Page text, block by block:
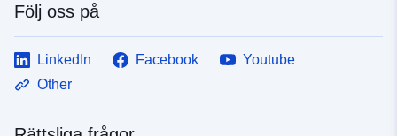
Följ oss på
LinkedIn Facebook
Youtube
Other